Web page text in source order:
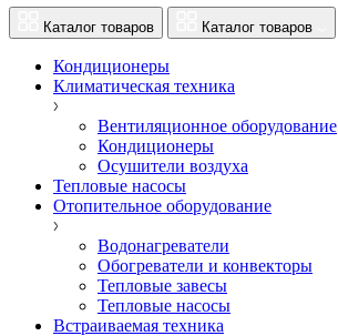
Каталог товаров Каталог товаров
Кондиционеры
Климатическая техника
Вентиляционное оборудование
Кондиционеры
Осушители воздуха
Тепловые насосы
Отопительное оборудование
Водонагреватели
Обогреватели и конвекторы
Тепловые завесы
Тепловые насосы
Встраиваемая техника